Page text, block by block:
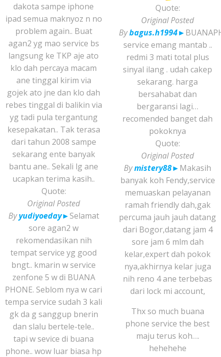
dakota sampe iphone
ipad semua maknyoz n no
problem again.. Buat
agan2 yg mao service bs
langsung ke TKP aje ato
klo dah percaya macam
ane tinggal kirim via
gojek ato jne dan klo dah
rebes tinggal di balikin via
yg tadi pula tergantung
kesepakatan.. Tak terasa
dari tahun 2008 sampe
sekarang ente banyak
bantu ane.. Sekali lg ane
ucapkan terima kasih..
Quote:
Original Posted
Byyudiyoeday►Selamat
sore agan2 w
rekomendasikan nih
tempat service yg good
bngt.. kmarin w service
zenfone 5 w di BUANA
PHONE. Seblom nya w cari
tempa service sudah 3 kali
gk da g sanggup bnerin
dan slalu bertele-tele..
tapi w sevice di buana
phone.. wow luar biasa hp
Quote:
Original Posted
Bybagus.h1994►
service emang mantab ..
redmi 3 mati total plus
sinyal ilang . udah cakep
sekarang. harga
bersahabat dan
bergaransi lagi…
recomended banget dah
pokoknya
Quote:
Original Posted
Bymistery88►Makasih
banyak koh Fendy,service
memuaskan pelayanan
ramah friendly dah,gak
percuma jauh jauh datang
dari Bogor,datang jam 4
sore jam 6 mlm dah
kelar,expert dah pokok
nya,akhirnya kelar juga
nih reno 4 ane terbebas
dari lock mi account,
Thx so much buana
phone service the best
maju terus koh….
hehehehe